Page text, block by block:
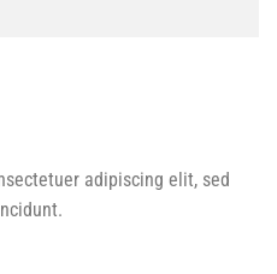
adipiscing elit, sed